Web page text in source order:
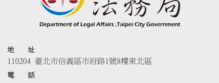
地 址
110204 臺北市信義區市府路1號8樓東北區
電 話